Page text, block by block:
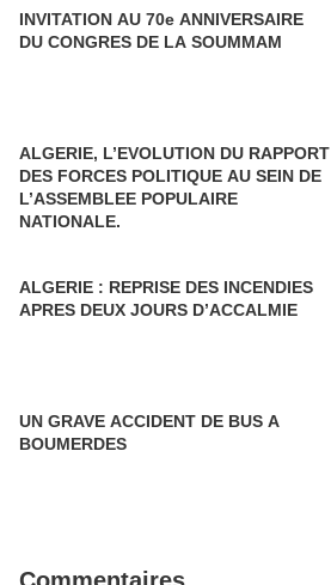
INVITATION AU 70e ANNIVERSAIRE
DU CONGRES DE LA SOUMMAM
ALGERIE, L’EVOLUTION DU RAPPORT
DES FORCES POLITIQUE AU SEIN DE
L’ASSEMBLEE POPULAIRE
NATIONALE.
ALGERIE : REPRISE DES INCENDIES
APRES DEUX JOURS D’ACCALMIE
UN GRAVE ACCIDENT DE BUS A
BOUMERDES